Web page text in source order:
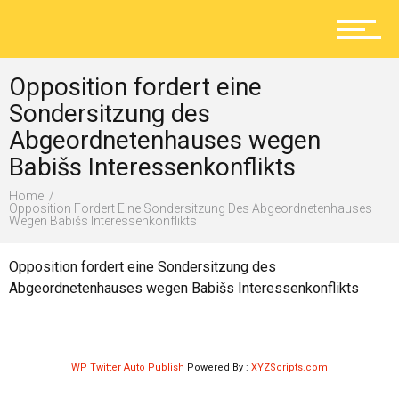
Lokal
Ratgeber
Opposition fordert eine
Sondersitzung des
Abgeordnetenhauses wegen
Babišs Interessenkonflikts
Home
Opposition Fordert Eine Sondersitzung Des Abgeordnetenhauses
Wegen Babišs Interessenkonflikts
Opposition fordert eine Sondersitzung des
Abgeordnetenhauses wegen Babišs Interessenkonflikts
WP Twitter Auto Publish Powered By : XYZScripts.com